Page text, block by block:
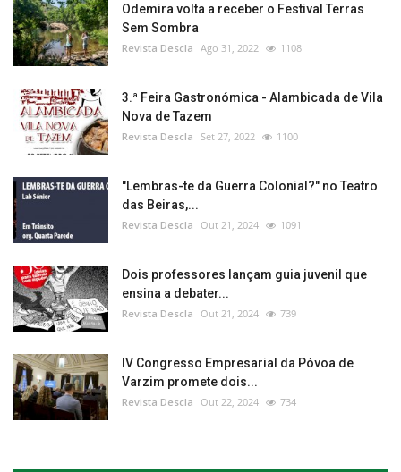
Odemira volta a receber o Festival Terras
Sem Sombra
Revista Descla Ago 31, 2022 1108
3.ª Feira Gastronómica - Alambicada de Vila
Nova de Tazem
Revista Descla Set 27, 2022 1100
"Lembras-te da Guerra Colonial?" no Teatro
das Beiras,...
Revista Descla Out 21, 2024 1091
Dois professores lançam guia juvenil que
ensina a debater...
Revista Descla Out 21, 2024 739
IV Congresso Empresarial da Póvoa de
Varzim promete dois...
Revista Descla Out 22, 2024 734